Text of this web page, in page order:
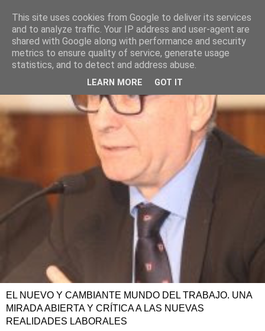
EL NUEVO Y CAMBIANTE MUNDO DEL TRABAJO. UNA
MIRADA ABIERTA Y CRÍTICA A LAS NUEVAS
REALIDADES LABORALES
This site uses cookies from Google to deliver its services
and to analyze traffic. Your IP address and user-agent are
shared with Google along with performance and security
metrics to ensure quality of service, generate usage
statistics, and to detect and address abuse.
LEARN MORE GOT IT